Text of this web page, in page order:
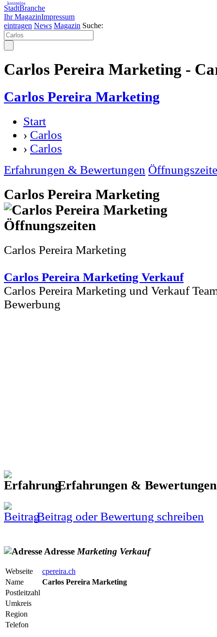
StadtBranche
Ihr MagazinImpressum
kostenlos
eintragen News Magazin Suche:
Carlos Pereira Marketing -
Carlos Pereira Marketing
Start
› Carlos
› Carlos
Erfahrungen & Bewertungen
Carlos Pereira Marketing
Carlos Pereira Marketing
Carlos Pereira Marketing Verkauf
Carlos Pereira Marketing und Verkauf
Bewerbung
Erfahrungen &
Beitrag oder Bewertung schreiben
Adresse Marketing Verkauf
Webseite
cpereira.ch
Name
Carlos Pereira Marketing
Postleitzahl
Umkreis
Region
Telefon